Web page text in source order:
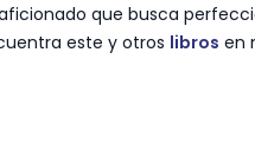
que busca
este y otros libros en